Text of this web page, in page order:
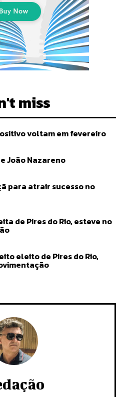
miss
voltam em fevereiro
João Nazareno
para atrair sucesso no
de Pires do Rio, esteve no
eleito de Pires do Rio,